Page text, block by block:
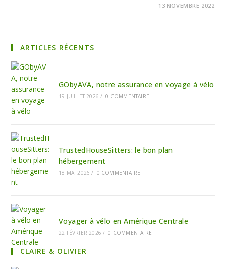
13 NOVEMBRE 2022
ARTICLES RÉCENTS
GObyAVA, notre assurance en voyage à vélo
19 JUILLET 2026 / 0 COMMENTAIRE
TrustedHouseSitters: le bon plan
hébergement
18 MAI 2026 / 0 COMMENTAIRE
Voyager à vélo en Amérique Centrale
22 FÉVRIER 2026 / 0 COMMENTAIRE
CLAIRE & OLIVIER